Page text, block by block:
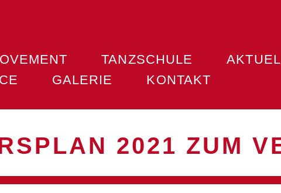
TANZSCHULE
GALERIE KONTAKT
2021 ZUM